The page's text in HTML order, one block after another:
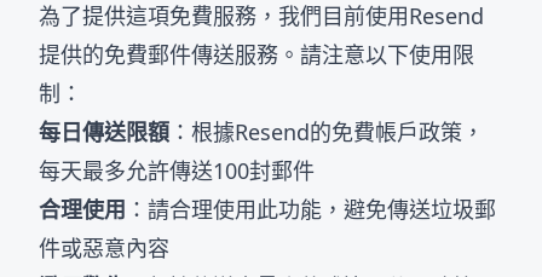
為了提供這項免費服務，我們目前使用Resend
提供的免費郵件傳送服務。請注意以下使用限
制：
每日傳送限額 ：根據Resend的免費帳戶政策，
每天最多允許傳送100封郵件
合理使用 ：請合理使用此功能，避免傳送垃圾郵
件或惡意內容